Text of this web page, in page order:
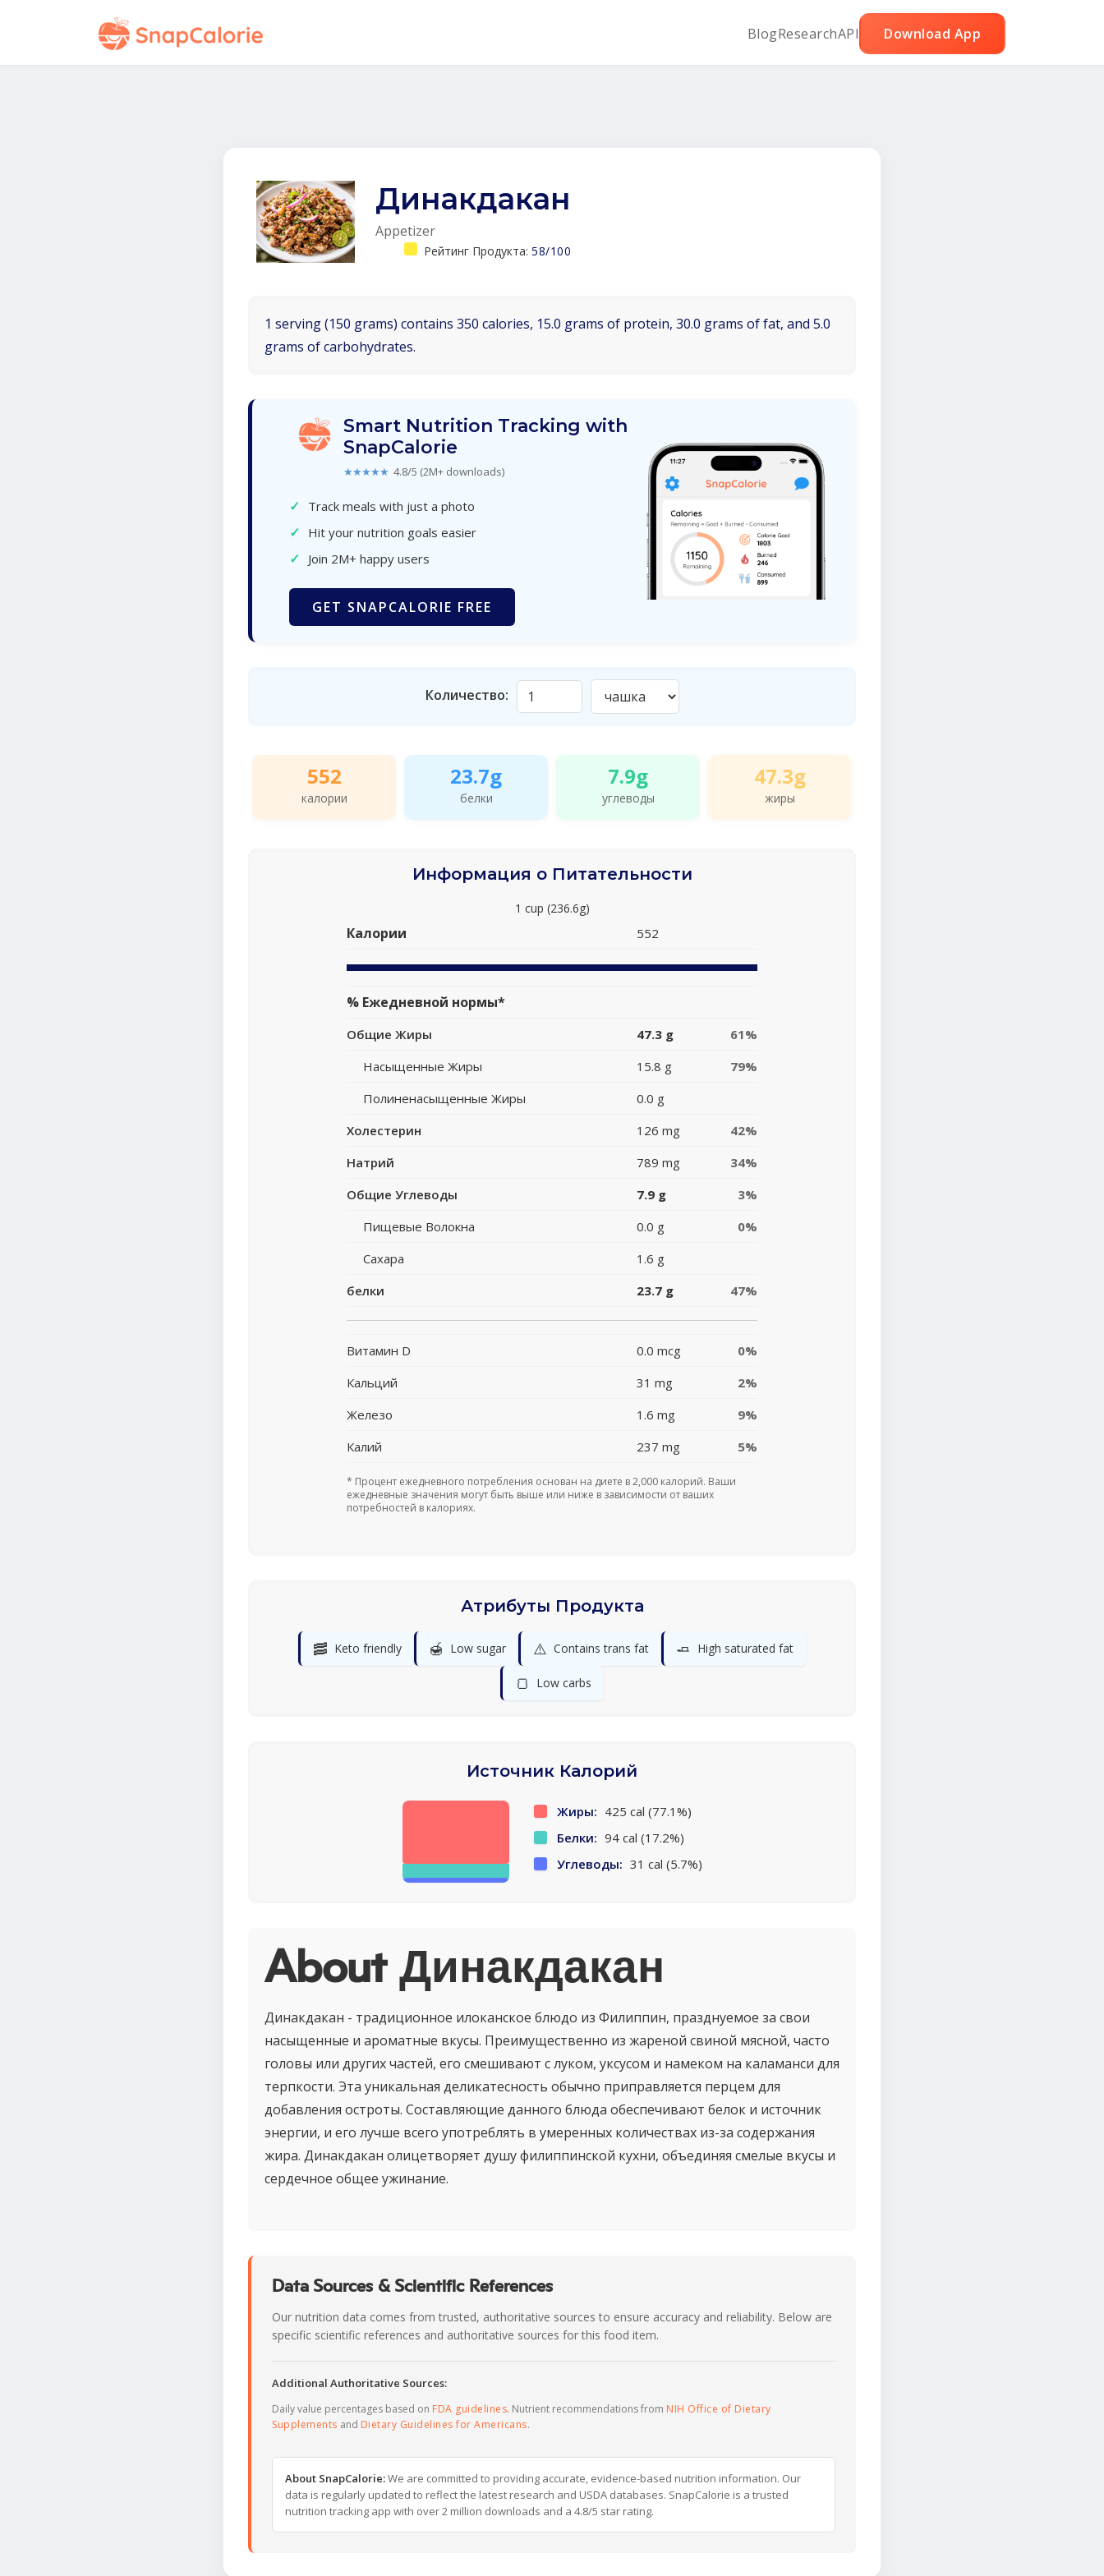
BlogResearchAPI Download App
Динакдакан
Appetizer
Рейтинг Продукта: 58/100
1 serving (150 grams) contains 350 calories, 15.0 grams of protein, 30.0 grams of fat, and 5.0
grams of carbohydrates.
Smart Nutrition Tracking with
SnapCalorie
★★★★★ 4.8/5 (2M+ downloads)
✓ Track meals with just a photo
✓ Hit your nutrition goals easier
✓ Join 2M+ happy users
GET SNAPCALORIE FREE
Количество:
552
калории
23.7g
белки
7.9g
углеводы
47.3g
жиры
Информация о Питательности
1 cup (236.6g)
Калории 552
% Ежедневной нормы*
Общие Жиры 47.3 g
61%
Насыщенные Жиры
15.8 g
79%
Полиненасыщенные Жиры
0.0 g
Холестерин
126 mg
42%
Натрий
789 mg
34%
Общие Углеводы
7.9 g
3%
Пищевые Волокна
0.0 g
0%
Сахара
1.6 g
белки
23.7 g 47%
Витамин D 0.0 mcg
0%
Кальций
31 mg
2%
Железо
1.6 mg
9%
Калий
237 mg 5%
* Процент ежедневного потребления основан на диете в 2,000 калорий. Ваши
ежедневные значения могут быть выше или ниже в зависимости от ваших
потребностей в калориях.
Атрибуты Продукта
🥓 Keto friendly 🍯 Low sugar ⚠️ Contains trans fat 🧈 High saturated fat
🍞 Low carbs
Источник Калорий
Жиры: 425 cal (77.1%)
Белки: 94 cal (17.2%)
Углеводы: 31 cal (5.7%)
About Динакдакан
Динакдакан - традиционное илоканское блюдо из Филиппин, празднуемое за свои
насыщенные и ароматные вкусы. Преимущественно из жареной свиной мясной, часто
головы или других частей, его смешивают с луком, уксусом и намеком на каламанси для
терпкости. Эта уникальная деликатесность обычно приправляется перцем для
добавления остроты. Составляющие данного блюда обеспечивают белок и источник
энергии, и его лучше всего употреблять в умеренных количествах из-за содержания
жира. Динакдакан олицетворяет душу филиппинской кухни, объединяя смелые вкусы и
сердечное общее ужинание.
Data Sources & Scientific References
Our nutrition data comes from trusted, authoritative sources to ensure accuracy and reliability. Below are
specific scientific references and authoritative sources for this food item.
Additional Authoritative Sources:
Daily value percentages based on FDA guidelines. Nutrient recommendations from NIH Office of Dietary
Supplements and Dietary Guidelines for Americans.
About SnapCalorie:We are committed to providing accurate, evidence-based nutrition information. Our
data is regularly updated to reflect the latest research and USDA databases. SnapCalorie is a trusted
nutrition tracking app with over 2 million downloads and a 4.8/5 star rating.